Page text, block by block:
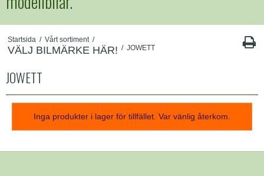
Startsida / Vårt sortiment /
VÄLJ BILMÄRKE HÄR! / JOWETT
JOWETT
Inga produkter i lager för tillfället. Var vänlig återkom.